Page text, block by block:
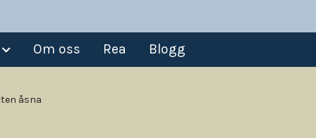
Om oss Rea Blogg
åsna